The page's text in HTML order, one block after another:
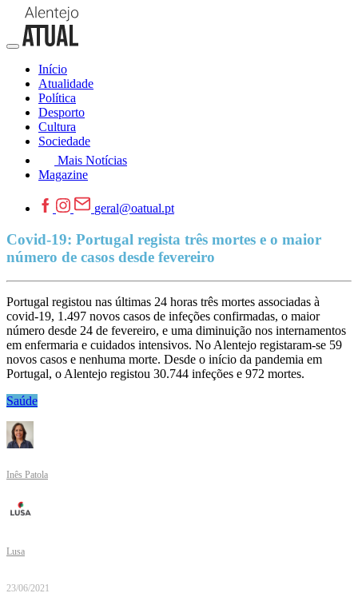
Início
Atualidade
Política
Desporto
Cultura
Sociedade
Mais Notícias
Magazine
geral@oatual.pt
Covid-19: Portugal regista três mortes e o maior
número de casos desde fevereiro
Portugal registou nas últimas 24 horas três mortes associadas à
covid-19, 1.497 novos casos de infeções confirmadas, o maior
número desde 24 de fevereiro, e uma diminuição nos internamentos
em enfermaria e cuidados intensivos. No Alentejo registaram-se 59
novos casos e nenhuma morte. Desde o início da pandemia em
Portugal, o Alentejo registou 30.744 infeções e 972 mortes.
Saúde
Inês Patola
Lusa
23/06/2021